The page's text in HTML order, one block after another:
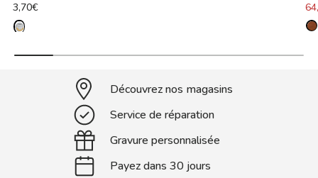
3,70€
Découvrez nos magasins
Service de réparation
Gravure personnalisée
Payez dans 30 jours